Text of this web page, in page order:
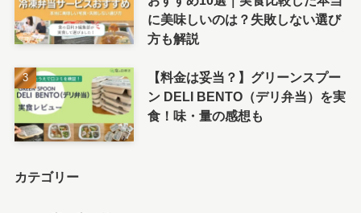
に美味しいのは？失敗しない選び
方も解説
【料金は妥当？】グリーンスプー
ン DELI BENTO（デリ弁当）を実
食！味・量の感想も
カテゴリー